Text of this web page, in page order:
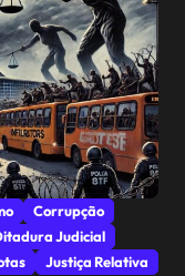
Corrupção
Judicial
Justiça Relativa